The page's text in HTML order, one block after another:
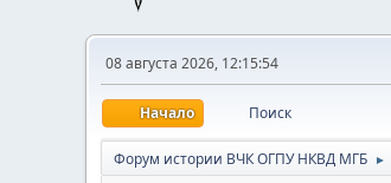
08 августа 2026, 12:15:54
Начало Поиск
Форум истории ВЧК ОГПУ НКВД МГБ ►